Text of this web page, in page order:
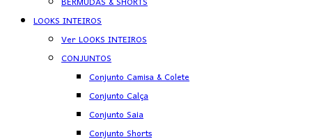
LOOKS INTEIROS
Ver LOOKS INTEIROS
CONJUNTOS
Conjunto Camisa & Colete
Conjunto Calça
Conjunto Saia
Conjunto Shorts